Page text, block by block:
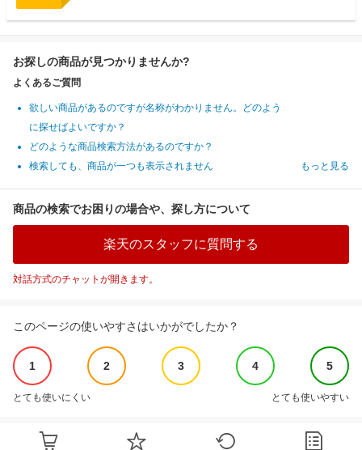
お探しの商品が見つかりませんか?
よくあるご質問
欲しい商品があるのですが名称がわかりません。どのよう
に探せばよいですか？
どのような商品検索方法があるのですか？
検索しても、商品が一つも表示されません
もっと見る
商品の検索でお困りの場合や、探し方について
楽天のスタッフに質問する
対話方式のチャットが開きます。
このページの使いやすさはいかがでしたか？
1 2 3 4 5
とても使いにくい とても使いやすい